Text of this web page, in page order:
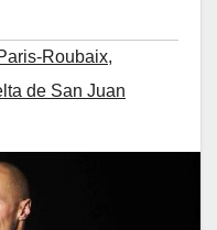
Roubaix,
de San Juan